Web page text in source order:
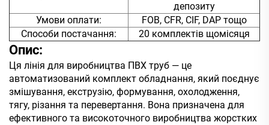
депозиту
Умови оплати:
FOB, CFR, CIF, DAP тощо
Способи постачання:
20 комплектів щомісяця
Опис:
Ця лінія для виробництва ПВХ труб — це
автоматизований комплект обладнання, який поєднує
змішування, екструзію, формування, охолодження,
тягу, різання та перевертання. Вона призначена для
ефективного та високоточного виробництва жорстких